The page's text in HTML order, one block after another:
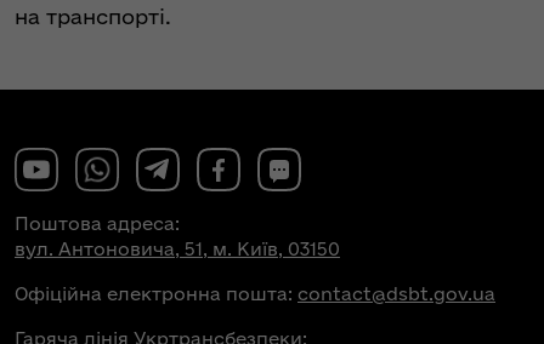
на транспорті.
Поштова адреса:
вул. Антоновича, 51, м. Київ, 03150
Офіційна електронна пошта: contact@dsbt.gov.ua
Гаряча лінія Укртрансбезпеки: